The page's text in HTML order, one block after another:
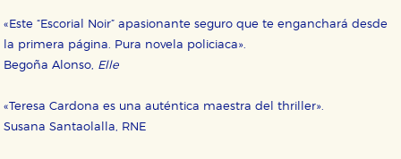
«Este “Escorial Noir” apasionante seguro que te enganchará desde
la primera página. Pura novela policiaca».
Begoña Alonso, Elle
«Teresa Cardona es una auténtica maestra del thriller».
Susana Santaolalla, RNE